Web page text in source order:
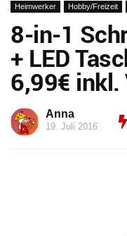
Heimwerker Hobby/Freizeit
8-in-1
+ LED
6,99€ inkl.
Anna
19. Juli 2016